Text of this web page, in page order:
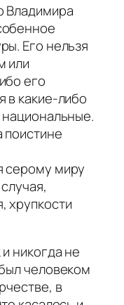
Владимира
Его нельзя
или
его
в какие-либо
национальные.
поистине
серому миру
хрупкости
никогда не
человеком
в